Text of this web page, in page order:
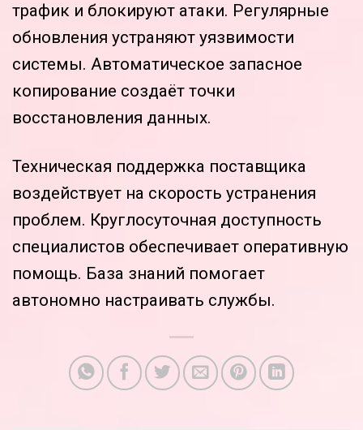
трафик и блокируют атаки. Регулярные
обновления устраняют уязвимости
системы. Автоматическое запасное
копирование создаёт точки
восстановления данных.
Техническая поддержка поставщика
воздействует на скорость устранения
проблем. Круглосуточная доступность
специалистов обеспечивает оперативную
помощь. База знаний помогает
автономно настраивать службы.